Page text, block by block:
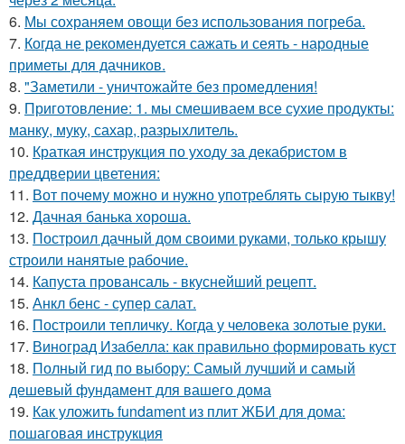
6. Мы сохраняем овощи без использования погреба.
7. Когда не рекомендуется сажать и сеять - народные
приметы для дачников.
8. "Заметили - уничтожайте без промедления!
9. Приготовление: 1. мы смешиваем все сухие продукты:
манку, муку, сахар, разрыхлитель.
10. Краткая инструкция по уходу за декабристом в
преддверии цветения:
11. Вот почему можно и нужно употреблять сырую тыкву!
12. Дачная банька хороша.
13. Построил дачный дом своими руками, только крышу
строили нанятые рабочие.
14. Капуста провансаль - вкуснейший рецепт.
15. Анкл бенс - супер салат.
16. Построили тепличку. Когда у человека золотые руки.
17. Виноград Изабелла: как правильно формировать куст
18. Полный гид по выбору: Самый лучший и самый
дешевый фундамент для вашего дома
19. Как уложить fundament из плит ЖБИ для дома:
пошаговая инструкция